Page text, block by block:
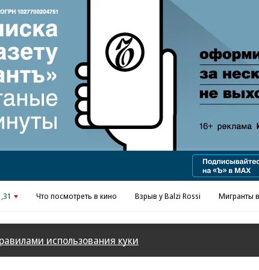
Что посмотреть в кино Взрыв у Balzi Rossi Мигранты
использования куки